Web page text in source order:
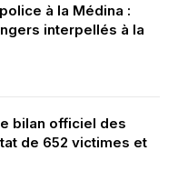
à la Médina :
interpellés à la
bilan officiel des
de 652 victimes et